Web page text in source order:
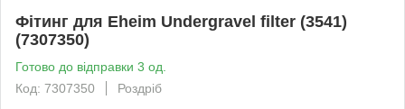
Фітинг для Eheim Undergravel filter (3541)
(7307350)
Готово до відправки 3 од.
Код: 7307350
Роздріб